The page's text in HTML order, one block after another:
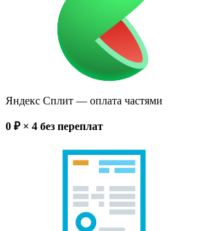
Яндекс Сплит — оплата частями
0 ₽ × 4 без переплат